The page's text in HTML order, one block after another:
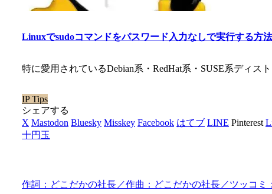
Linuxでsudoコマンドをパスワード入力なしで実行する方法
特に愛用されているDebian系・RedHat系・SUSE系ディ
IP Tips
シェアする
X Mastodon Bluesky Misskey Facebook はてブ LINE Pinterest
十円玉
作詞：どこだかの社長／作曲：どこだかの社長／ツッコミ